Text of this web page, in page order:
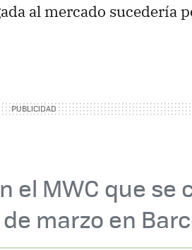
al mercado sucedería
el MWC que se
marzo en